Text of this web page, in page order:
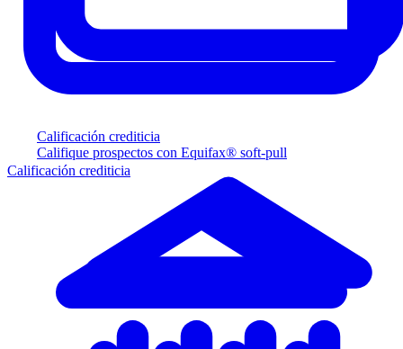
Calificación crediticia
Califique prospectos con Equifax® soft-pull
Calificación crediticia